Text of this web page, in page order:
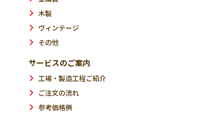
木製
ヴィンテージ
その他
サービスのご案内
工場・製造工程ご紹介
ご注文の流れ
参考価格例